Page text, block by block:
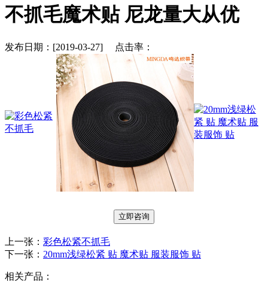
不抓毛魔术贴 尼龙量大从优
发布日期：[2019-03-27] 点击率：
立即咨询
上一张： 彩色松紧不抓毛
下一张： 20mm浅绿松紧 贴 魔术贴 服装服饰 贴
相关产品：